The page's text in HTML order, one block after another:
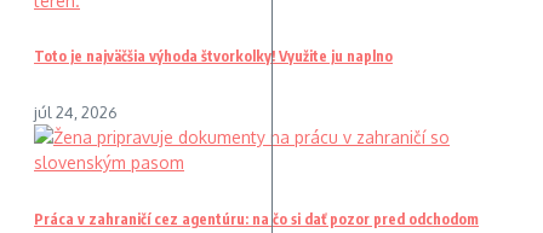
Toto je najväčšia výhoda štvorkolky! Využite ju naplno
júl 24, 2026
Práca v zahraničí cez agentúru: na čo si dať pozor pred odchodom